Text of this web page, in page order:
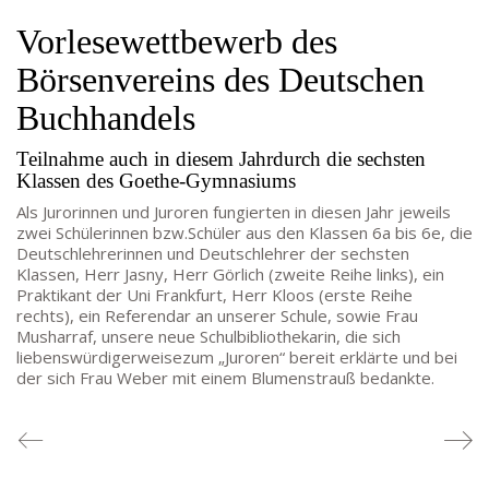
Vorlesewettbewerb des
Börsenvereins des Deutschen
Buchhandels
Teilnahme auch in diesem Jahrdurch die sechsten
Klassen des Goethe-Gymnasiums
Als Jurorinnen und Juroren fungierten in diesen Jahr jeweils
zwei Schülerinnen bzw.Schüler aus den Klassen 6a bis 6e, die
Deutschlehrerinnen und Deutschlehrer der sechsten
Klassen, Herr Jasny, Herr Görlich (zweite Reihe links), ein
Praktikant der Uni Frankfurt, Herr Kloos (erste Reihe
rechts), ein Referendar an unserer Schule, sowie Frau
Musharraf, unsere neue Schulbibliothekarin, die sich
liebenswürdigerweisezum „Juroren“ bereit erklärte und bei
der sich Frau Weber mit einem Blumenstrauß bedankte.
Mo – DO: 8:30 – 13:30 Uhr
Fr: 9:30 – 13:30 Uhr
TEL: 069-212-36869
SCHULLEITUNG
Schulleiterin:
Dr. Ute Utech (OStD’n)
stellv. Schulleitung: nn
Studienleiter:Marco Penirschke (StD)
Erweiterte Schulleitung: Hans-Dieter Bunger (StD),
Anette Reifenberg (StD’n), Elke Heidl-Charmillon
(StD’n)